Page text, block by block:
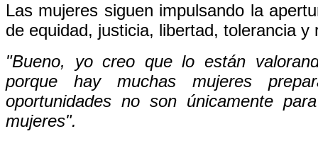
Las mujeres siguen impulsando la
de equidad, justicia, libertad, tolerancia
"Bueno, yo creo que lo están
porque hay muchas mujeres
oportunidades no son únicamente
mujeres".